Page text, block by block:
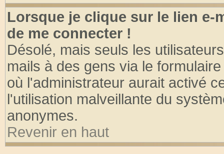
Lorsque je clique sur le lien e-
de me connecter !
Désolé, mais seuls les
mails à des gens via le
où l'administrateur aurait activé
l'utilisation malveillante du
anonymes.
Revenir en haut